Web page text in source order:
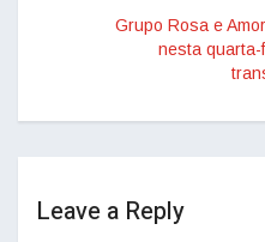
Grupo Rosa e
nesta quarta-
Leave a Reply